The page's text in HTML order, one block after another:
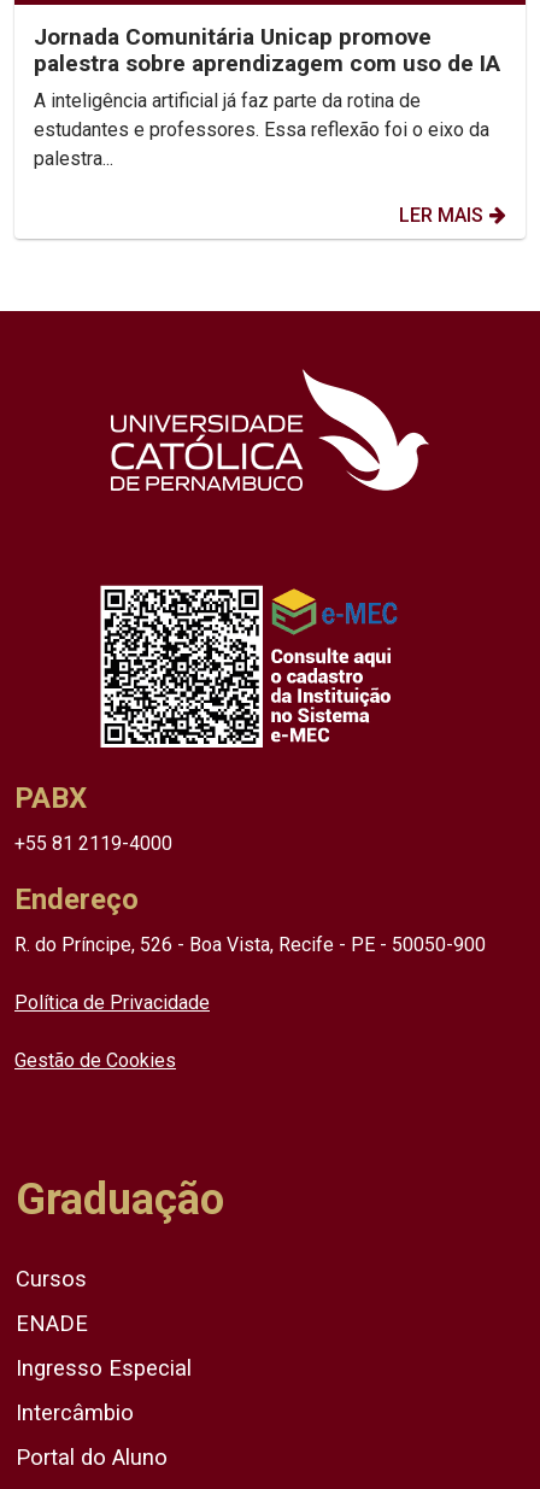
Jornada Comunitária Unicap promove
palestra sobre aprendizagem com uso de IA
A inteligência artificial já faz parte da rotina de
estudantes e professores. Essa reflexão foi o eixo da
palestra...
LER MAIS
PABX
+55 81 2119-4000
Endereço
R. do Príncipe, 526 - Boa Vista, Recife - PE - 50050-900
Política de Privacidade
Gestão de Cookies
Graduação
Cursos
ENADE
Ingresso Especial
Intercâmbio
Portal do Aluno